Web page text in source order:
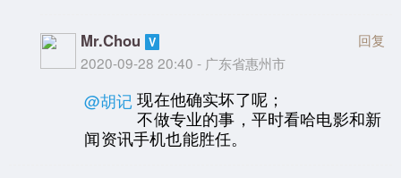
Mr.Chou
2020-09-28 20:40 - 广东省惠州市
回复
@胡记 现在他确实坏了呢；
不做专业的事，平时看哈电影和新
闻资讯手机也能胜任。